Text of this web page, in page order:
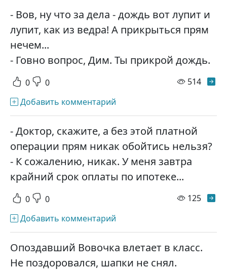
- Вов, ну что за дела - дождь вот лупит и
лупит, как из ведра! А прикрыться прям
нечем...
- Говно вопрос, Дим. Ты прикрой дождь.
0 0 514
Добавить комментарий
- Доктор, скажите, а без этой платной
операции прям никак обойтись нельзя?
- К сожалению, никак. У меня завтра
крайний срок оплаты по ипотеке...
0 0 125
Добавить комментарий
Опоздавший Вовочка влетает в класс.
Не поздоровался, шапки не снял.